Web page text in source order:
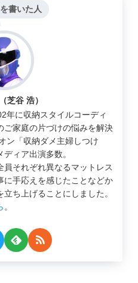
書いた人
芝谷 浩）
年に収納スタイルコーディ
ご家庭の片づけの悩みを解決
ン「収納ダメ主婦しつけ
ィア出演多数。
それぞれ異なるマットレス
に手応えを感じたことなどか
ち上げることにしました。
。